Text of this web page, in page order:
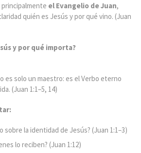
principalmente el Evangelio de Juan,
quién es Jesús y por qué vino. (Juan
y por qué importa?
es solo un maestro: es el Verbo eterno
(Juan 1:1–5, 14)
sobre la identidad de Jesús? (Juan 1:1–3)
lo reciben? (Juan 1:12)